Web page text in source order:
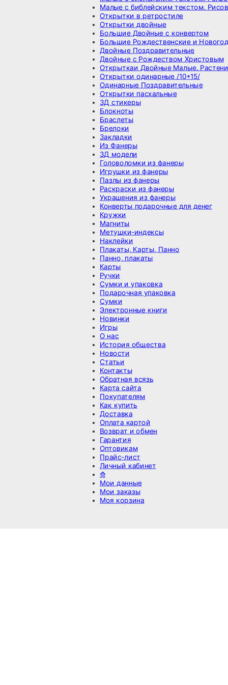
Малые с библейским текстом.
Открытки в ретростиле
Открытки двойные
Большие Двойные с конвертом
Большие Рождественские и
Двойные Поздравительные
Двойные с Рождеством Христовым
Открыткаи Двойные Малые.
Открытки одинарные /10*15/
Одинарные Поздравительные
Открытки пасхальные
3Д стикеры
Блокноты
Браслеты
Брелоки
Закладки
Из Фанеры
3Д модели
Головоломки из фанеры
Игрушки из фанеры
Пазлы из фанеры
Раскраски из фанеры
Украшения из фанеры
Конверты подарочные для денег
Кружки
Магниты
Метушки-индексы
Наклейки
Плакаты, Карты, Панно
Панно, плакаты
Карты
Ручки
Сумки и упаковка
Подарочная упаковка
Сумки
Электронные книги
Новинки
Игры
О нас
История общества
Новости
Статьи
Контакты
Обратная всязь
Карта сайта
Покупателям
Как купить
Доставка
Оплата картой
Возврат и обмен
Гарантия
Оптовикам
Прайс-лист
Личный кабинет
⟰
Мои данные
Мои заказы
Моя корзина